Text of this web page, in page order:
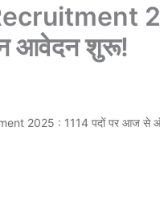
आवेदन शुरू!
2025 : 1114 पदों पर आज से